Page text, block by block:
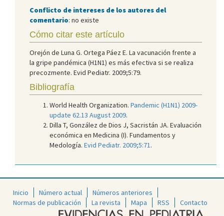
Conflicto de intereses de los autores del
comentario: no existe
Cómo citar este artículo
Orejón de Luna G. Ortega Páez E. La vacunación frente a
la gripe pandémica (H1N1) es más efectiva si se realiza
precozmente. Evid Pediatr. 2009;5:79.
Bibliografía
World Health Organization. Pandemic (H1N1) 2009-
update 62.13 August 2009.
Dilla T, González de Dios J, Sacristán JA. Evaluación
económica en Medicina (I). Fundamentos y
Medología. Evid Pediatr. 2009;5:71 .
Inicio Número actual
Números anteriores
Normas de publicación
La revista Mapa RSS Contacto